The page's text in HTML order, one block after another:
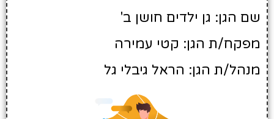
שם הגן: גן ילדים חושן ב'
מפקח/ת הגן: קטי עמירה
מנהל/ת הגן: הראל גיבלי גל